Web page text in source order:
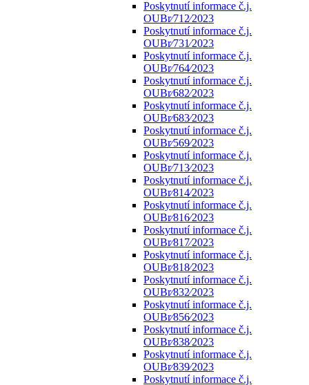
Poskytnutí informace č.j.
OUBr⁄712⁄2023
Poskytnutí informace č.j.
OUBr⁄731⁄2023
Poskytnutí informace č.j.
OUBr⁄764⁄2023
Poskytnutí informace č.j.
OUBr⁄682⁄2023
Poskytnutí informace č.j.
OUBr⁄683⁄2023
Poskytnutí informace č.j.
OUBr⁄569⁄2023
Poskytnutí informace č.j.
OUBr⁄713⁄2023
Poskytnutí informace č.j.
OUBr⁄814⁄2023
Poskytnutí informace č.j.
OUBr⁄816⁄2023
Poskytnutí informace č.j.
OUBr⁄817⁄2023
Poskytnutí informace č.j.
OUBr⁄818⁄2023
Poskytnutí informace č.j.
OUBr⁄832⁄2023
Poskytnutí informace č.j.
OUBr⁄856⁄2023
Poskytnutí informace č.j.
OUBr⁄838⁄2023
Poskytnutí informace č.j.
OUBr⁄839⁄2023
Poskytnutí informace č.j.